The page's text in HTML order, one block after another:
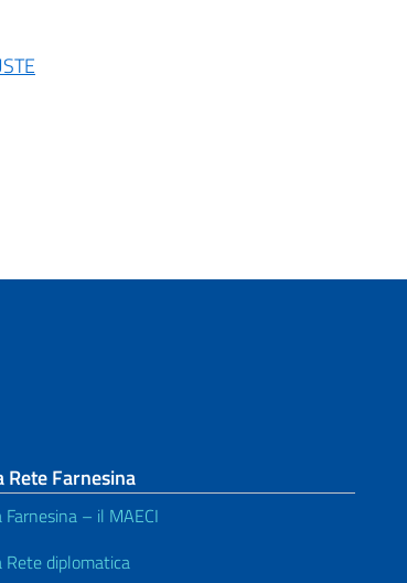
Rete Farnesina
Farnesina – il MAECI
Rete diplomatica